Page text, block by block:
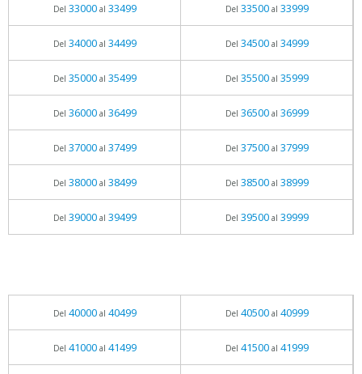
Del 33000al 33499 Del 33500al 33999
Del 34000al 34499 Del 34500al 34999
Del 35000al 35499 Del 35500al 35999
Del 36000al 36499 Del 36500al 36999
Del 37000al 37499 Del 37500al 37999
Del 38000al 38499 Del 38500al 38999
Del 39000al 39499 Del 39500al 39999
Del 40000al 40499 Del 40500al 40999
Del 41000al 41499 Del 41500al 41999